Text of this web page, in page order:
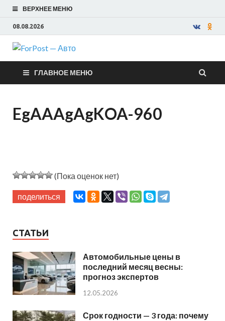
ВЕРХНЕЕ МЕНЮ
08.08.2026
ForPost —
Авто
ГЛАВНОЕ МЕНЮ
EgAAAgAgKOA-960
(Пока оценок нет)
поделиться
СТАТЬИ
Автомобильные цены в
последний месяц весны:
прогноз экспертов
12.05.2026
Срок годности — 3 года: почему